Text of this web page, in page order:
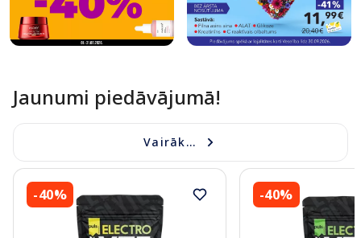
Jaunumi piedāvājumā!
Vairāk...
-40% -40%